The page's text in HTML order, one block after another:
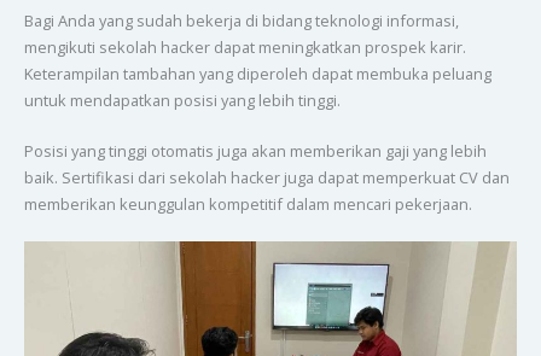
Bagi Anda yang sudah bekerja di bidang teknologi informasi,
mengikuti sekolah hacker dapat meningkatkan prospek karir.
Keterampilan tambahan yang diperoleh dapat membuka peluang
untuk mendapatkan posisi yang lebih tinggi.
Posisi yang tinggi otomatis juga akan memberikan gaji yang lebih
baik. Sertifikasi dari sekolah hacker juga dapat memperkuat CV dan
memberikan keunggulan kompetitif dalam mencari pekerjaan.